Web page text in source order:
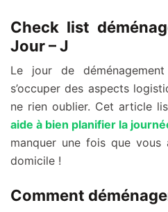
Check list
Jour – J
Le jour de
s’occuper des aspects
ne rien oublier. Cet article
aide à bien planifier la
manquer une fois que
domicile !
Comment